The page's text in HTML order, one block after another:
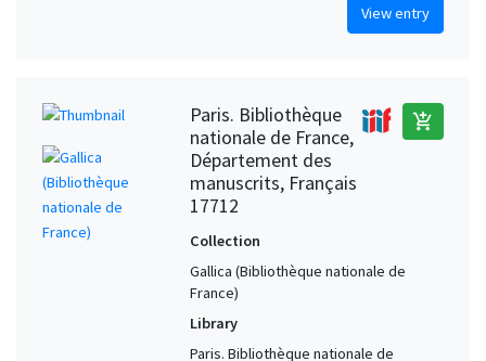
View entry
Paris. Bibliothèque
nationale de France,
Département des
manuscrits, Français
17712
add_shopping_cart
Collection
Gallica (Bibliothèque nationale de
France)
Library
Paris. Bibliothèque nationale de